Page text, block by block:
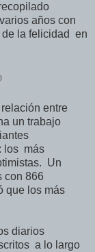
años con
de la felicidad en
entre
un trabajo
los más
Un
con 866
que los más
diarios
a lo largo